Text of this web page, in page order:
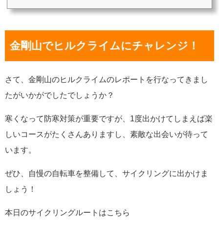
金剛山でヒルクライムにチャレンジ！
さて、金剛山のヒルクライムのレポートを行なってきまし
たがいかがでしたでしょうか？
寒くなって防寒対策が重要ですが、1度出かけてしまえば楽
しいコースがたくさんありますし、素敵な出会いが待って
います。
ぜひ、自慢の自転車を整備して、サイクリングに出かけま
しょう！
本日のサイクリングルートはこちら